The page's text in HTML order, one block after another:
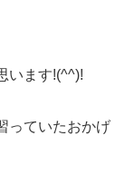
います!(^^)!
っていたおかげ